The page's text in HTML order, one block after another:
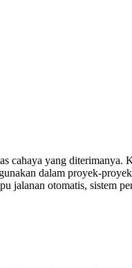
cahaya yang
dalam proyek-
jalanan otomatis, sistem